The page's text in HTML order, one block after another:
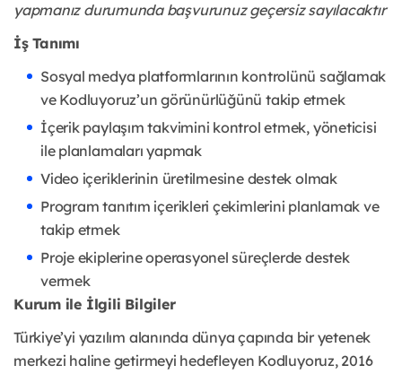
yapmanız durumunda başvurunuz geçersiz sayılacaktır
İş Tanımı
Sosyal medya platformlarının kontrolünü sağlamak
ve Kodluyoruz’un görünürlüğünü takip etmek
İçerik paylaşım takvimini kontrol etmek, yöneticisi
ile planlamaları yapmak
Video içeriklerinin üretilmesine destek olmak
Program tanıtım içerikleri çekimlerini planlamak ve
takip etmek
Proje ekiplerine operasyonel süreçlerde destek
vermek
Kurum ile İlgili Bilgiler
Türkiye’yi yazılım alanında dünya çapında bir yetenek
merkezi haline getirmeyi hedefleyen Kodluyoruz, 2016